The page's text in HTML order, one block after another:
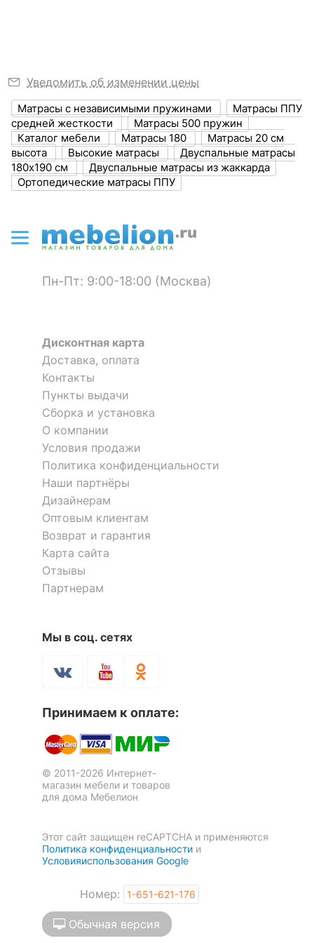
места, мм
1800
Высота, мм ? 200
ЦВЕТ И МАТЕРИАЛ
Цвет обивки ? белый
Наполнитель ?
блок независимых
пружин/м2)
войлок
обивки
ОСОБЕННОСТИ ПРИМЕНЕНИЯ
Уровень жесткости
Рекомендуемые
помещения
Масса брутто, кг
Скрыть
Уведомить об изменении цены
Матрасы с независимыми пружинами
Матрасы ППУ
средней жесткости
Матрасы 500 пружин
Каталог мебели
Матрасы 180
Матрасы 20 см
высота
Высокие матрасы
Двуспальные матрасы
180x190 см
Двуспальные матрасы из жаккарда
Ортопедические матрасы ППУ
Пн-Пт: 9:00-18:00 (Москва)
Дисконтная карта
Доставка, оплата
Контакты
Пункты выдачи
Сборка и установка
О компании
Условия продажи
Политика конфиденциальности
Наши партнёры
Дизайнерам
Оптовым клиентам
Возврат и гарантия
Карта сайта
Отзывы
Партнерам
Мы в соц. сетях
Принимаем к оплате:
© 2011-2026 Интернет-
магазин мебели и товаров
для дома Мебелион
Этот сайт защищен reCAPTCHA и применяются
Политика конфиденциальности и
Условияиспользования Google
Номер: 1-651-621-176
Обычная версия